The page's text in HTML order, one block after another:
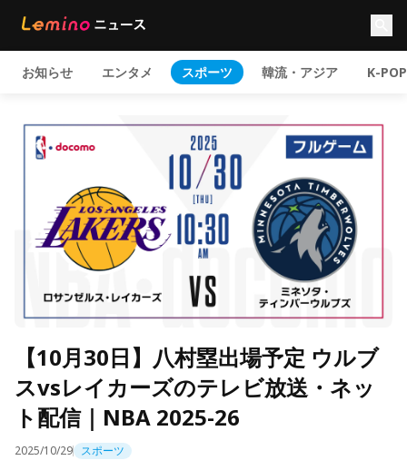
お知らせ エンタメ スポーツ 韓流・アジア K-POP
【10月30日】八村塁出場予定 ウルブ
スvsレイカーズのテレビ放送・ネッ
ト配信｜NBA 2025-26
2025/10/29 スポーツ